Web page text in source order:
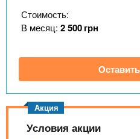
n
s
.
д
е
За
Стоимость:
В месяц: 2 500грн
Условия акции